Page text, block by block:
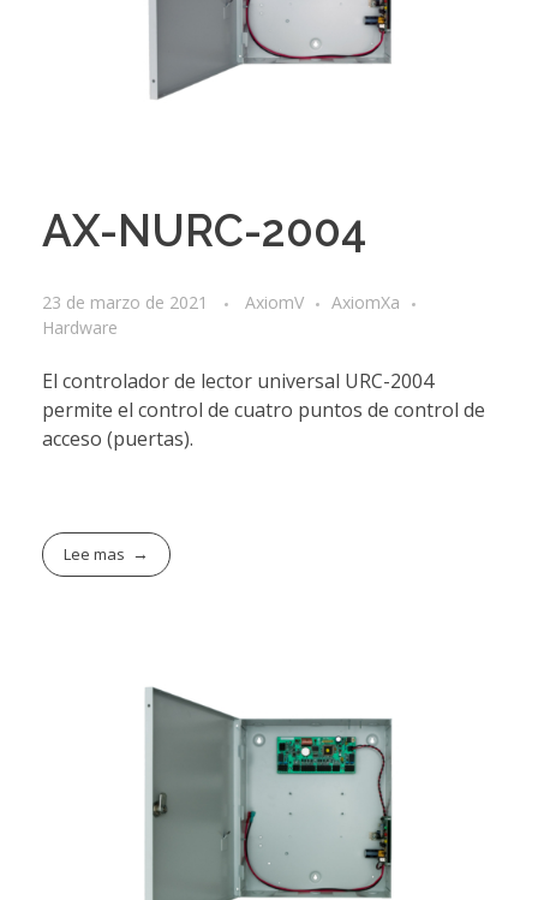
AX-NURC-2004
23 de marzo de 2021 AxiomV
AxiomXa
Hardware
El controlador de lector universal URC-2004
permite el control de cuatro puntos de control de
acceso (puertas).
Lee mas